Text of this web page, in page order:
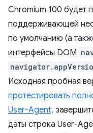
Chromium 100 будет
поддерживающей
по умолчанию (а
интерфейсы DOM
Исходная пробная
протестировать
User-Agent,
даты строка User-